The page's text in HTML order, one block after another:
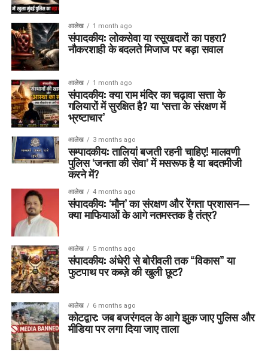
आलेख 1 month ago
संपादकीय: लोकसेवा या रसूखदारों का पहरा?
नौकरशाही के बदलते मिजाज पर बड़ा सवाल
आलेख 1 month ago
संपादकीय: क्या राम मंदिर का चढ़ावा सत्ता के
गलियारों में सुरक्षित है? या ‘सत्ता के संरक्षण में
भ्रष्टाचार’
आलेख 3 months ago
सम्पादकीय: तालियां बजती रहनी चाहिए! मालवणी
पुलिस ‘जनता की सेवा’ में मसरूफ है या बदतमीजी
करने में?
आलेख 4 months ago
संपादकीय: ‘मौन’ का संरक्षण और रेंगता प्रशासन—
क्या माफियाओं के आगे नतमस्तक है तंत्र?
आलेख 5 months ago
संपादकीय: अंधेरी से बोरीवली तक “विकास” या
फुटपाथ पर कब्ज़े की खुली छूट?
आलेख 6 months ago
कोटद्वार: जब बजरंगदल के आगे झुक जाए पुलिस और
मीडिया पर लगा दिया जाए ताला